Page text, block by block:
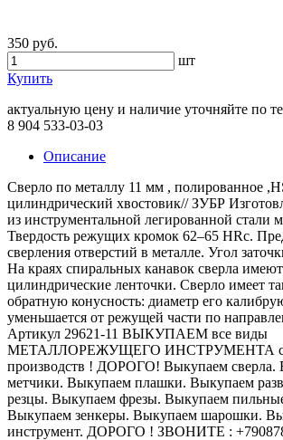
350 руб.
шт
Купить
актуальную цену и наличие уточняйте по
8 904 533-03-03
Описание
Сверло по металлу 11 мм , полированное
цилиндрический хвостовик// ЗУБР
из инструментальной легированной
Твердость режущих кромок 62–65 HRc.
сверления отверстий в металле. Угол
На краях спиральных канавок сверла
цилиндрические ленточки. Сверло имеет
обратную конусность: диаметр его
уменьшается от режущей части по
Артикул 29621-11 ВЫКУПАЕМ все виды
МЕТАЛЛОРЕЖУЩЕГО ИНСТРУМЕНТА со
производств ! ДОРОГО! Выкупаем сверла.
метчики. Выкупаем плашки. Выкупаем
резцы. Выкупаем фрезы. Выкупаем
Выкупаем зенкеры. Выкупаем шарошки.
инструмент. ДОРОГО ! ЗВОНИТЕ :